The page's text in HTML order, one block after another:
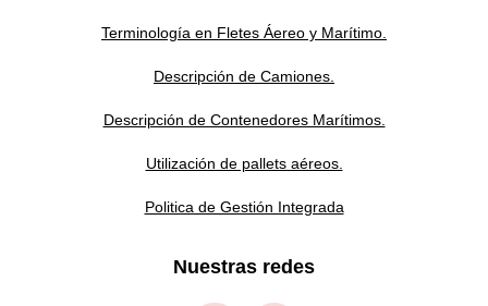
Terminología en Fletes Áereo y Marítimo.
Descripción de Camiones.
Descripción de Contenedores Marítimos.
Utilización de pallets aéreos.
Politica de Gestión Integrada
Nuestras redes